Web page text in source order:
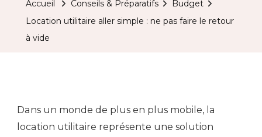
Accueil Conseils & Préparatifs
Budget
Location utilitaire aller simple : ne pas faire le retour
à vide
Dans un monde de plus en plus mobile, la
location utilitaire représente une solution